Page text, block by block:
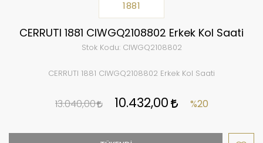
1881
CERRUTI 1881 CIWGQ2108802 Erkek Kol Saati
Stok Kodu:CIWGQ2108802
CERRUTI 1881 CIWGQ2108802 Erkek Kol Saati
13.040,00 10.432,00 %20